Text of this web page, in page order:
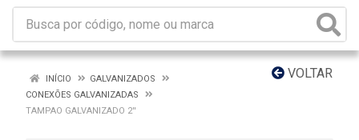
VOLTAR
INÍCIO
GALVANIZADOS
CONEXÕES GALVANIZADAS
TAMPAO GALVANIZADO 2''